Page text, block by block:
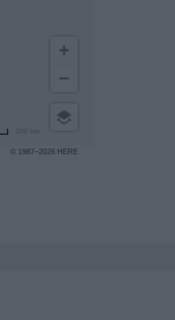
© 1987–2026 HERE
200 km